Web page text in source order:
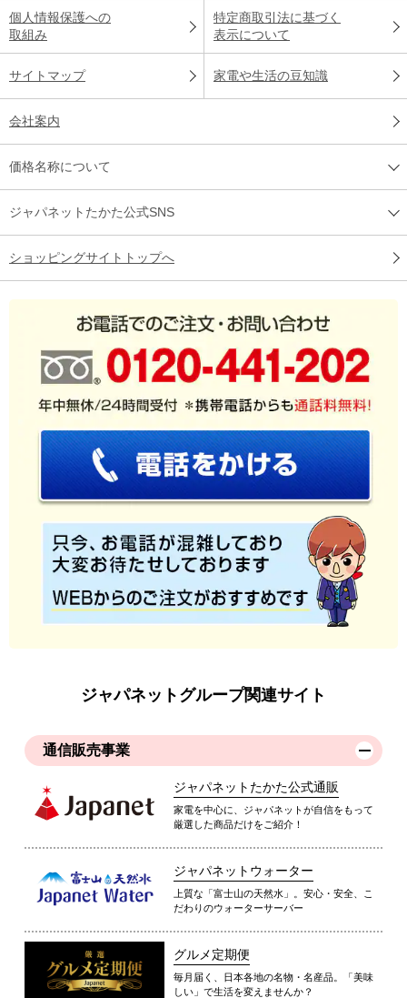
個人情報保護への
取組み
特定商取引法に基づく
表示について
サイトマップ 家電や生活の豆知識
会社案内
価格名称について
ジャパネットたかた公式SNS
ショッピングサイトトップへ
ジャパネットグループ関連サイト
通信販売事業
ジャパネットたかた公式通販
家電を中心に、ジャパネットが自信をもって
厳選した商品だけをご紹介！
ジャパネットウォーター
上質な「富士山の天然水」。安心・安全、こ
だわりのウォーターサーバー
グルメ定期便
毎月届く、日本各地の名物・名産品。「美味
しい」で生活を変えませんか？